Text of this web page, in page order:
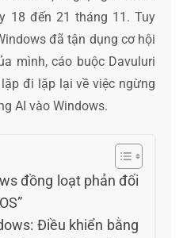
18 đến 21 tháng 11. Tuy
đã tận dụng cơ hội
mình, cáo buộc Davuluri
đi lặp lại về việc ngừng
AI vào Windows.
đồng loạt phản đối
Điều khiển bằng